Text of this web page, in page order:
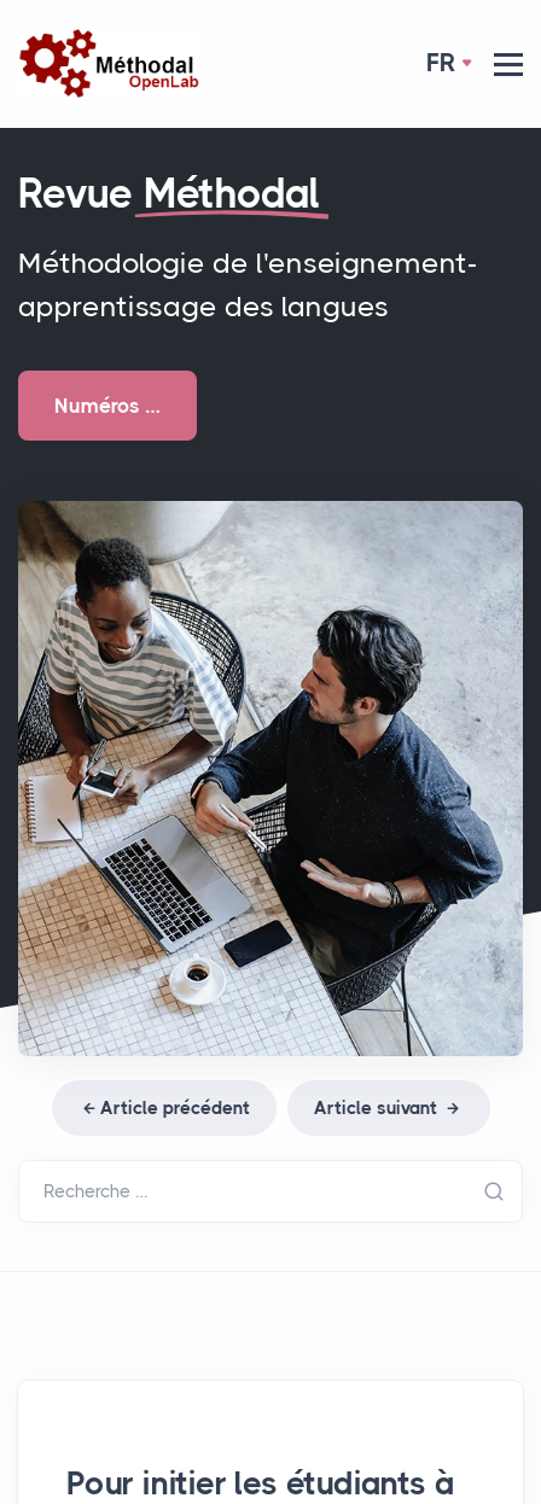
FR
Revue Méthodal
Méthodologie de l'enseignement-
apprentissage des langues
Numéros …
Article précédent Article suivant
Recherche …
Pour initier les étudiants à